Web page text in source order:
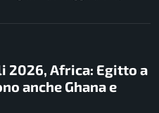
2026, Africa: Egitto a
anche Ghana e